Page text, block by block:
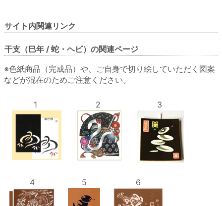
サイト内関連リンク
干支（巳年 / 蛇・ヘビ）の関連ページ
※色紙商品（完成品）や、ご自身で切り絵していただく図案
などが混在のためご注意ください。
1 2 3
4 5 6